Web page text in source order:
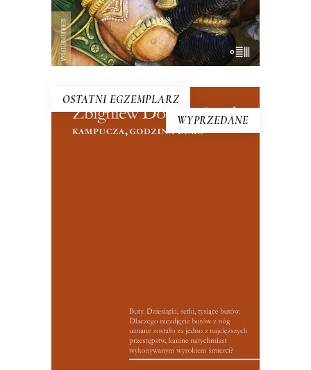
OSTATNI EGZEMPLARZ
WYPRZEDANE